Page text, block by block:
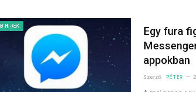
HÍREK
Egy fura
appokban
Szerző: PÉTER